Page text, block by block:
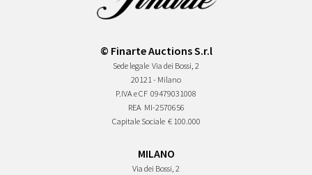
© Finarte Auctions S.r.l
Sede legale Via dei Bossi, 2
20121 - Milano
P.IVA e CF 09479031008
REA MI-2570656
Capitale Sociale € 100.000
MILANO
Via dei Bossi, 2